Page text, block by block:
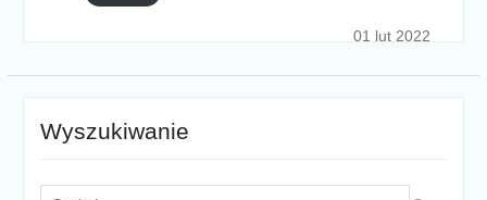
01 lut 2022
Wyszukiwanie
Szukaj